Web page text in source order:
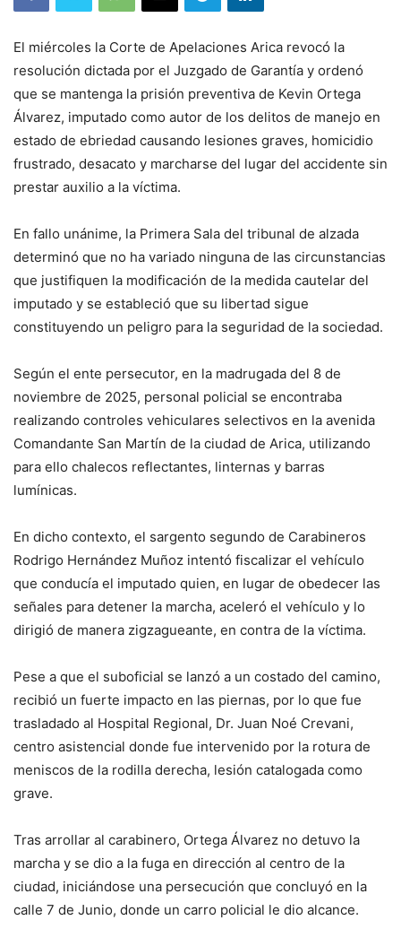
El miércoles la Corte de Apelaciones Arica revocó la
resolución dictada por el Juzgado de Garantía y ordenó
que se mantenga la prisión preventiva de Kevin Ortega
Álvarez, imputado como autor de los delitos de manejo en
estado de ebriedad causando lesiones graves, homicidio
frustrado, desacato y marcharse del lugar del accidente sin
prestar auxilio a la víctima.
En fallo unánime, la Primera Sala del tribunal de alzada
determinó que no ha variado ninguna de las circunstancias
que justifiquen la modificación de la medida cautelar del
imputado y se estableció que su libertad sigue
constituyendo un peligro para la seguridad de la sociedad.
Según el ente persecutor, en la madrugada del 8 de
noviembre de 2025, personal policial se encontraba
realizando controles vehiculares selectivos en la avenida
Comandante San Martín de la ciudad de Arica, utilizando
para ello chalecos reflectantes, linternas y barras
lumínicas.
En dicho contexto, el sargento segundo de Carabineros
Rodrigo Hernández Muñoz intentó fiscalizar el vehículo
que conducía el imputado quien, en lugar de obedecer las
señales para detener la marcha, aceleró el vehículo y lo
dirigió de manera zigzagueante, en contra de la víctima.
Pese a que el suboficial se lanzó a un costado del camino,
recibió un fuerte impacto en las piernas, por lo que fue
trasladado al Hospital Regional, Dr. Juan Noé Crevani,
centro asistencial donde fue intervenido por la rotura de
meniscos de la rodilla derecha, lesión catalogada como
grave.
Tras arrollar al carabinero, Ortega Álvarez no detuvo la
marcha y se dio a la fuga en dirección al centro de la
ciudad, iniciándose una persecución que concluyó en la
calle 7 de Junio, donde un carro policial le dio alcance.